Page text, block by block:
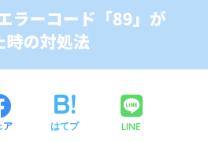
ア はてブ LINE